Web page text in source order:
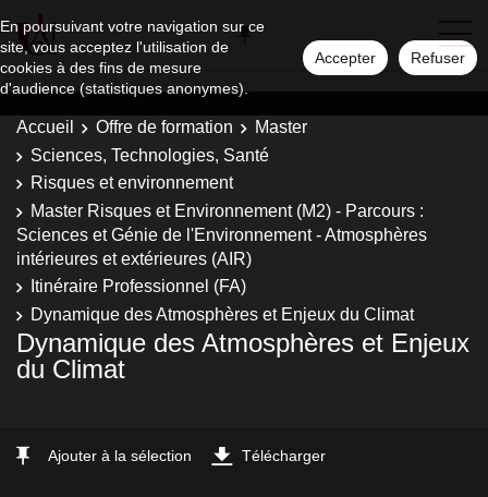
En poursuivant votre navigation sur ce
site, vous acceptez l'utilisation de
cookies à des fins de mesure
d'audience (statistiques anonymes).
Accepter Refuser
Accueil Offre de formation
Master
Sciences, Technologies, Santé
Risques et environnement
Master Risques et Environnement (M2) - Parcours :
Sciences et Génie de l'Environnement - Atmosphères
intérieures et extérieures (AIR)
Itinéraire Professionnel (FA)
Dynamique des Atmosphères et Enjeux du Climat
Dynamique des Atmosphères et Enjeux
du Climat
Ajouter à la sélection Télécharger